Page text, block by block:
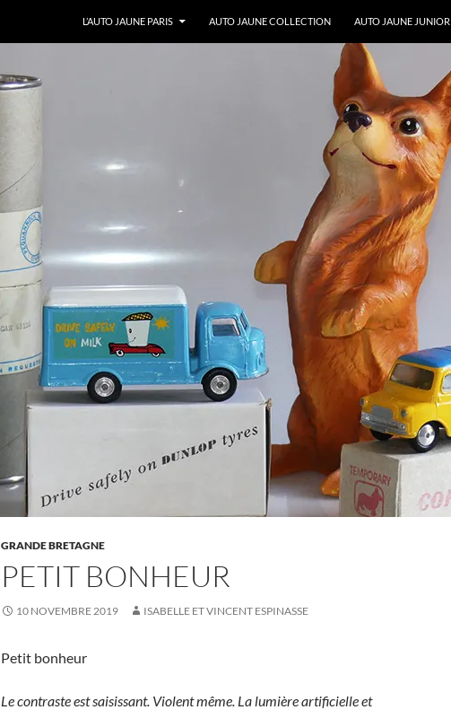
L’AUTO JAUNE PARIS
AUTO JAUNE COLLECTION AUTO JAUNE JUNIOR
GRANDE BRETAGNE
PETIT BONHEUR
10 NOVEMBRE 2019 ISABELLE ET VINCENT ESPINASSE
Petit bonheur
Le contraste est saisissant. Violent même. La lumière artificielle et